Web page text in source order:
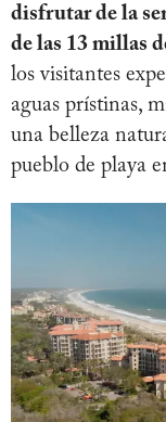
disfrutar de la
de las 13 millas
los visitantes
aguas prístinas,
una belleza
pueblo de playa